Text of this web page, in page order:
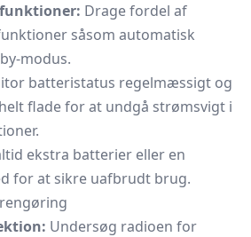
Drage fordel af
såsom automatisk
modus.
batteristatus regelmæssigt og
flade for at undgå strømsvigt i
ekstra batterier eller en
for at sikre uafbrudt brug.
Undersøg radioen for